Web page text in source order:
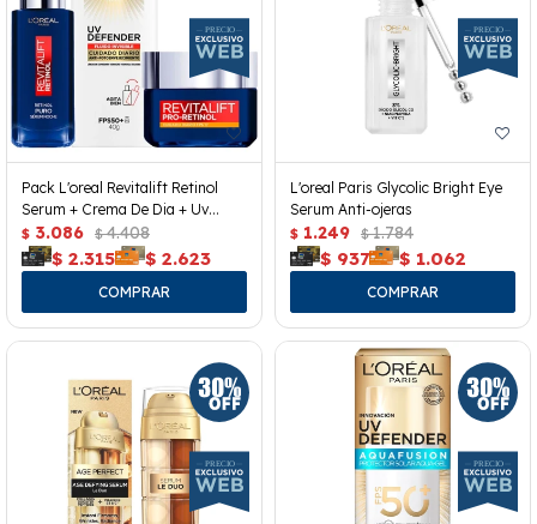
Pack L'oreal Revitalift Retinol
Serum + Crema De Dia + Uv
Defender
$ 3.086 $ 4.408
$ 2.315 $ 2.623
L'oreal Paris Glycolic Bright Eye
Serum Anti-ojeras
$ 1.249 $ 1.784
$ 937 $ 1.062